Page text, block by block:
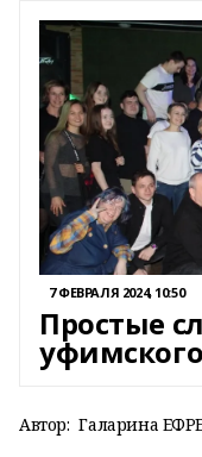
7 ФЕВРАЛЯ 2024, 10:50
Простые
Автор: Галарина